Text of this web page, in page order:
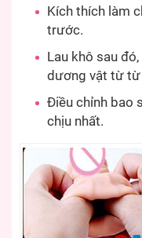
Kích thích làm
trước.
Lau khô sau
dương vật từ từ
Điều chỉnh bao
chịu nhất.